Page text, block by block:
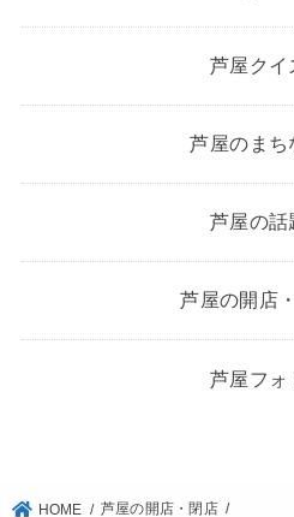
芦屋クイ
芦屋のまち
芦屋の話
芦屋の開店
芦屋フォ
HOME
芦屋の開店・閉店